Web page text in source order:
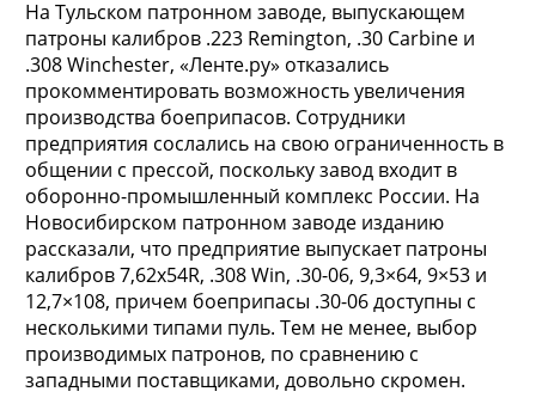
На Тульском патронном заводе, выпускающем
патроны калибров .223 Remington, .30 Carbine и
.308 Winchester, «Ленте.ру» отказались
прокомментировать возможность увеличения
производства боеприпасов. Сотрудники
предприятия сослались на свою ограниченность в
общении с прессой, поскольку завод входит в
оборонно-промышленный комплекс России. На
Новосибирском патронном заводе изданию
рассказали, что предприятие выпускает патроны
калибров 7,62x54R, .308 Win, .30-06, 9,3×64, 9×53 и
12,7×108, причем боеприпасы .30-06 доступны с
несколькими типами пуль. Тем не менее, выбор
производимых патронов, по сравнению с
западными поставщиками, довольно скромен.